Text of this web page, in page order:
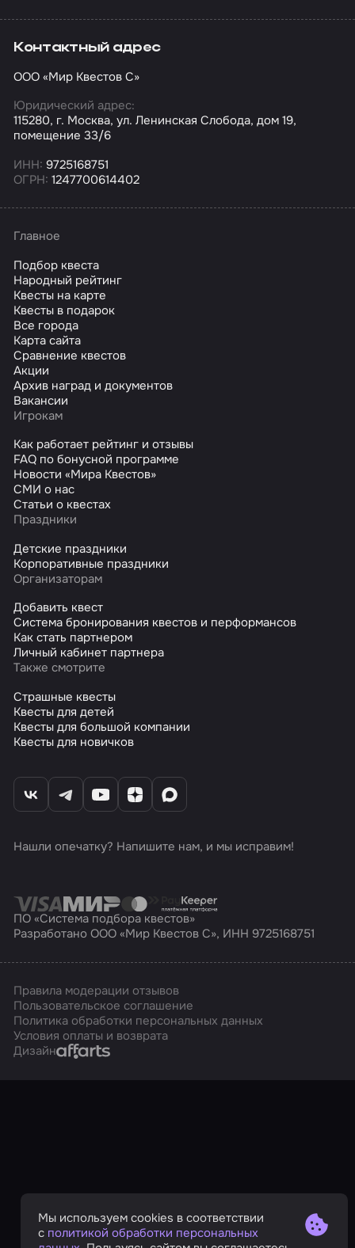
Контактный адрес
ООО «Мир Квестов С»
Юридический адрес:
115280, г. Москва, ул. Ленинская Слобода, дом 19,
помещение 33/6
ИНН: 9725168751
ОГРН: 1247700614402
Главное
Подбор квеста
Народный рейтинг
Квесты на карте
Квесты в подарок
Все города
Карта сайта
Сравнение квестов
Акции
Архив наград и документов
Вакансии
Игрокам
Как работает рейтинг и отзывы
FAQ по бонусной программе
Новости «Мира Квестов»
СМИ о нас
Статьи о квестах
Праздники
Детские праздники
Корпоративные праздники
Организаторам
Добавить квест
Система бронирования квестов и перформансов
Как стать партнером
Личный кабинет партнера
Также смотрите
Страшные квесты
Квесты для детей
Квесты для большой компании
Квесты для новичков
Нашли опечатку? Напишите нам, и мы исправим!
ПО «Система подбора квестов»
Разработано ООО «Мир Квестов С», ИНН 9725168751
Правила модерации отзывов
Пользовательское соглашение
Политика обработки персональных данных
Условия оплаты и возврата
ДизайнAffarts
Мы используем cookies в соответствии
с политикой обработки персональных